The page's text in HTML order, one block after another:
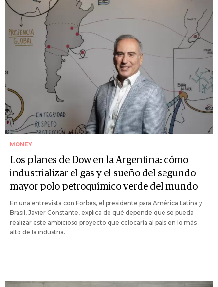
MONEY
Los planes de Dow en la Argentina: cómo
industrializar el gas y el sueño del segundo
mayor polo petroquímico verde del mundo
En una entrevista con Forbes, el presidente para América Latina y
Brasil, Javier Constante, explica de qué depende que se pueda
realizar este ambicioso proyecto que colocaría al país en lo más
alto de la industria.